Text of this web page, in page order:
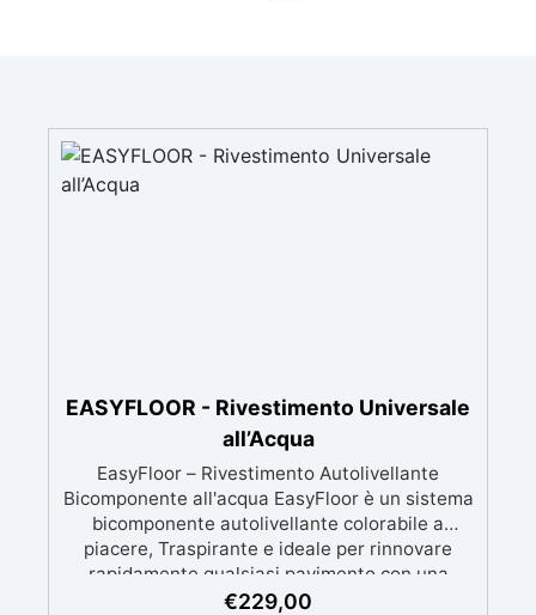
EASYFLOOR - Rivestimento Universale
all’Acqua
EasyFloor – Rivestimento Autolivellante
Bicomponente all'acqua EasyFloor è un sistema
bicomponente autolivellante colorabile a
piacere, Traspirante e ideale per rinnovare
rapidamente qualsiasi pavimento con una
finitura resistente, uniforme e personalizzabile.
€229,00